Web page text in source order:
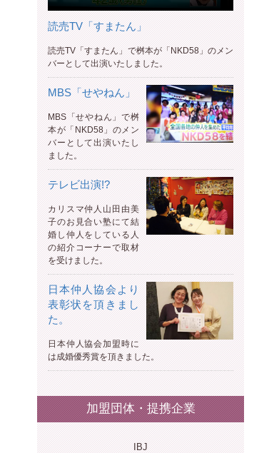
読売TV「すまたん」
読売TV「すまたん」で桝本が「NKD58」のメン
バーとして出演いたしました。
MBS「せやねん」
MBS「せやねん」で桝
本が「NKD58」のメン
バーとして出演いたし
ました。
テレビ出演!?
カリスマ仲人山田由美
子のお見合い塾にて結
婚し仲人をしている人
の紹介コーナーで取材
を受けました。
日本仲人協会より
表彰状を頂きまし
た。
日本仲人協会加盟時に
は成婚優秀賞を頂きました。
加盟団体・提携企業
IBJ